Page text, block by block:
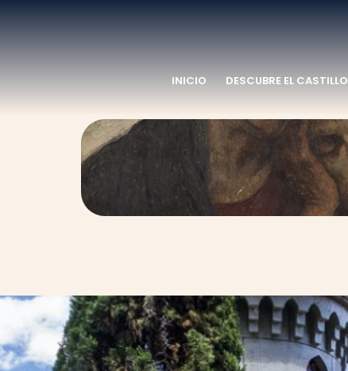
INICIO DESCUBRE EL CASTILLO